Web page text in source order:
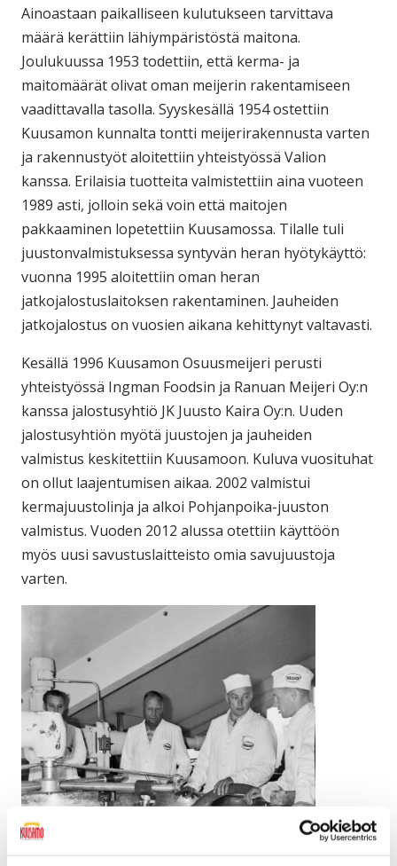
Ainoastaan paikalliseen kulutukseen tarvittava
määrä kerättiin lähiympäristöstä maitona.
Joulukuussa 1953 todettiin, että kerma- ja
maitomäärät olivat oman meijerin rakentamiseen
vaadittavalla tasolla. Syyskesällä 1954 ostettiin
Kuusamon kunnalta tontti meijerirakennusta varten
ja rakennustyöt aloitettiin yhteistyössä Valion
kanssa. Erilaisia tuotteita valmistettiin aina vuoteen
1989 asti, jolloin sekä voin että maitojen
pakkaaminen lopetettiin Kuusamossa. Tilalle tuli
juustonvalmistuksessa syntyvän heran hyötykäyttö:
vuonna 1995 aloitettiin oman heran
jatkojalostuslaitoksen rakentaminen. Jauheiden
jatkojalostus on vuosien aikana kehittynyt valtavasti.
Kesällä 1996 Kuusamon Osuusmeijeri perusti
yhteistyössä Ingman Foodsin ja Ranuan Meijeri Oy:n
kanssa jalostusyhtiö JK Juusto Kaira Oy:n. Uuden
jalostusyhtiön myötä juustojen ja jauheiden
valmistus keskitettiin Kuusamoon. Kuluva vuosituhat
on ollut laajentumisen aikaa. 2002 valmistui
kermajuustolinja ja alkoi Pohjanpoika-juuston
valmistus. Vuoden 2012 alussa otettiin käyttöön
myös uusi savustuslaitteisto omia savujuustoja
varten.